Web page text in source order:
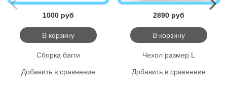
1000 руб
В корзину
Сборка багги
Добавить в сравнение
2890 руб
В корзину
Чехол размер L
Добавить в сравнение